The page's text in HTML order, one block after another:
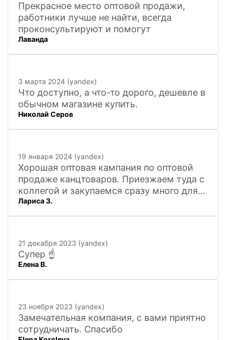
Прекрасное место оптовой продажи,
работники лучше не найти, всегда
проконсультируют и помогут
Лаванда
3 марта 2024 (yandex)
Что доступно, а что-то дорого, дешевле в
обычном магазине купить.
Николай Серов
19 января 2024 (yandex)
Хорошая оптовая кампания по оптовой
продаже канцтоваров. Приезжаем туда с
коллегой и закупаемся сразу много для
офиса. Удобно. Есть практически всё, что
нужно, и по хорошим ценам. Вежливый
искать
Лариса З.
21 декабря 2023 (yandex)
Супер ☝️
Елена В.
23 ноября 2023 (yandex)
Замечательная компания, с вами приятно
сотрудничать. Спасибо